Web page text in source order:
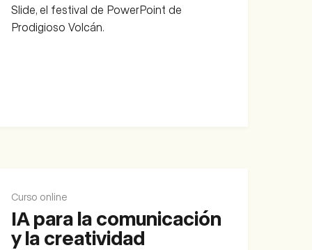
Slide, el festival de PowerPoint de
Prodigioso Volcán.
Curso online
IA para la comunicación
y la creatividad